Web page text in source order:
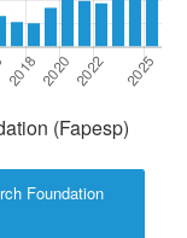
(Fapesp)
Foundation